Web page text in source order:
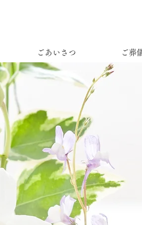
ごあいさつ ご葬
族葬から
専門スタ